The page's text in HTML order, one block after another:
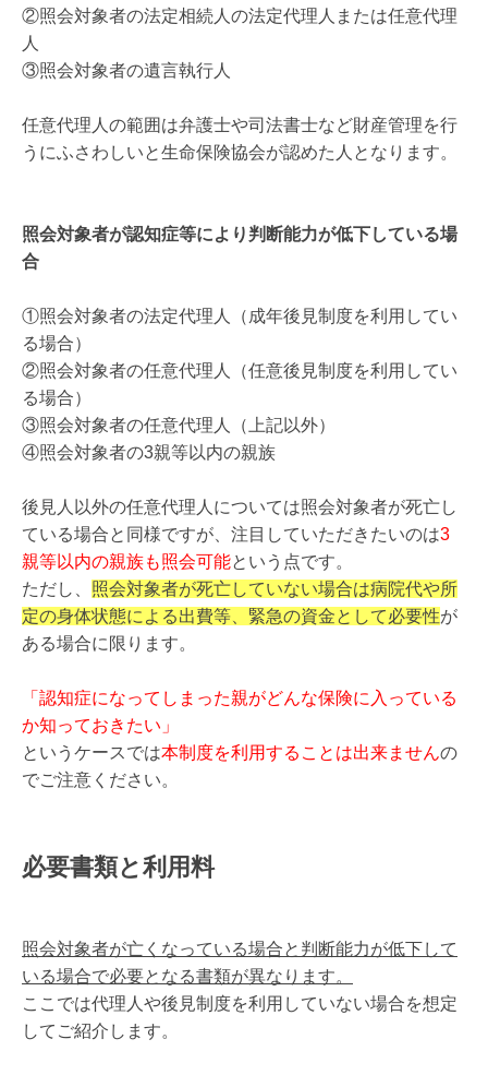
②照会対象者の法定相続人の法定代理人または任意代理
人
③照会対象者の遺言執行人
任意代理人の範囲は弁護士や司法書士など財産管理を行
うにふさわしいと生命保険協会が認めた人となります。
照会対象者が認知症等により判断能力が低下している場
合
①照会対象者の法定代理人（成年後見制度を利用してい
る場合）
②照会対象者の任意代理人（任意後見制度を利用してい
る場合）
③照会対象者の任意代理人（上記以外）
④照会対象者の3親等以内の親族
後見人以外の任意代理人については照会対象者が死亡し
ている場合と同様ですが、注目していただきたいのは3
親等以内の親族も照会可能という点です。
ただし、 照会対象者が死亡していない場合は病院代や所
定の身体状態による出費等、緊急の資金として必要性が
ある場合に限ります。
「認知症になってしまった親がどんな保険に入っている
か知っておきたい」
というケースでは本制度を利用することは出来ませんの
でご注意ください。
必要書類と利用料
照会対象者が亡くなっている場合と判断能力が低下して
いる場合で必要となる書類が異なります。
ここでは代理人や後見制度を利用していない場合を想定
してご紹介します。